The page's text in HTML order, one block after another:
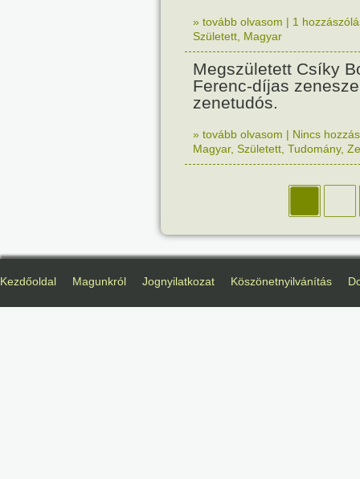
» tovább olvasom | 1
Született Magyar
Megszületett Csíky
Ferenc-díjas
zenetudós.
» tovább olvasom | Nincs
Magyar, Született Tudomány,
Kezdőoldal Magunkról Jognyilatkozat Köszönetnyilvánítás